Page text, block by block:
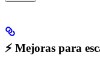
⚡ Mejoras para